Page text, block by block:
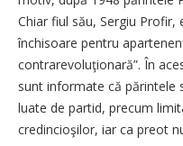
Chiar fiul său, Sergiu
închisoare pentru
contrarevoluţionară”. În
sunt informate că părintele
luate de partid, precum
credincioşilor, iar ca preot